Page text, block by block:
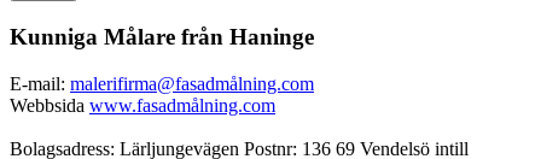
Kunniga Målare från Haninge
E-mail: malerifirma@fasadmålning.com
Webbsida www.fasadmålning.com
Bolagsadress: Lärljungevägen Postnr: 136 69 Vendelsö intill